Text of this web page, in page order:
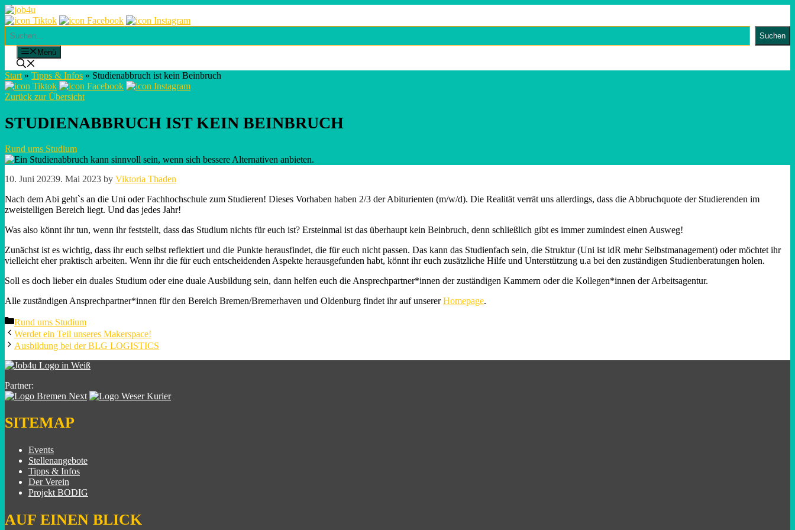
Skip
to
content
Suchen
Suchen
Menü
Start » Tipps & Infos » Studienabbruch ist kein Beinbruch
Zurück zur Übersicht
STUDIENABBRUCH IST KEIN BEINBRUCH
Rund ums Studium
10. Juni 20239. Mai 2023 by Viktoria Thaden
Nach dem Abi geht`s an die Uni oder Fachhochschule zum Studieren! Dieses Vorhaben haben 2/3 der Abiturienten (m/w/d). Die Realität verrät uns allerdings, dass die Abbruchquote der Studierenden im
zweistelligen Bereich liegt. Und das jedes Jahr!
Was also könnt ihr tun, wenn ihr feststellt, dass das Studium nichts für euch ist? Ersteinmal ist das überhaupt kein Beinbruch, denn schließlich gibt es immer zumindest einen Ausweg!
Zunächst ist es wichtig, dass ihr euch selbst reflektiert und die Punkte herausfindet, die für euch nicht passen. Das kann das Studienfach sein, die Struktur (Uni ist idR mehr Selbstmanagement) oder möchtet ihr
vielleicht eher praktisch arbeiten. Wenn ihr die für euch entscheidenden Aspekte herausgefunden habt, könnt ihr euch zusätzliche Hilfe und Unterstützung u.a bei den zuständigen Studienberatungen holen.
Soll es doch lieber ein duales Studium oder eine duale Ausbildung sein, dann helfen euch die Ansprechpartner*innen der zuständigen Kammern oder die Kollegen*innen der Arbeitsagentur.
Alle zuständigen Ansprechpartner*innen für den Bereich Bremen/Bremerhaven und Oldenburg findet ihr auf unsererHomepage.
Categories
Rund ums Studium
Werdet ein Teil unseres Makerspace!
Ausbildung bei der BLG LOGISTICS
Partner:
SITEMAP
Events
Stellenangebote
Tipps & Infos
Der Verein
Projekt BODIG
AUF EINEN BLICK